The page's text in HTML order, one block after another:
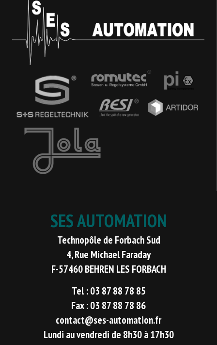
SES AUTOMATION
Technopôle de Forbach Sud
4, Rue Michael Faraday
F-57460 BEHREN LES FORBACH
Tel : 03 87 88 78 85
Fax : 03 87 88 78 86
contact@ses-automation.fr
Lundi au vendredi de 8h30 à 17h30